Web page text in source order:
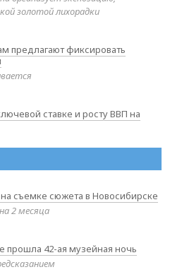
золотой лихорадки
предлагают фиксировать
ставке и росту ВВП на
съемке сюжета в Новосибирске
2 месяца
прошла 42-ая музейная ночь